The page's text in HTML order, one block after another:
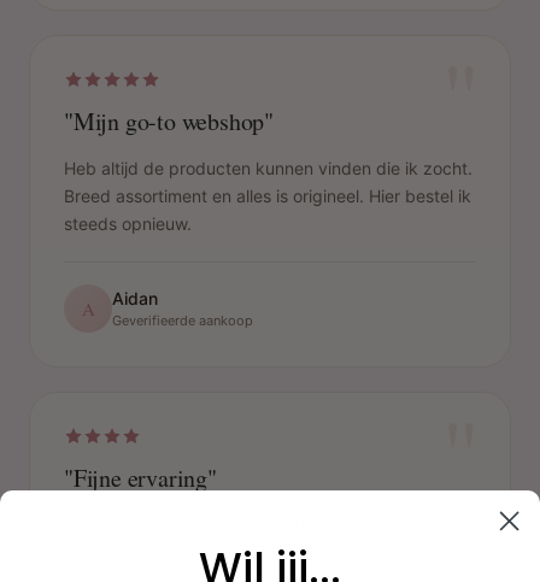
"Mijn go-to webshop"
Heb altijd de producten kunnen vinden die ik zocht.
Breed assortiment en alles is origineel. Hier bestel ik
steeds opnieuw.
A Aidan
Geverifieerde aankoop
"Fijne ervaring"
verpakking. Volgende keer weer.
Wil jij...